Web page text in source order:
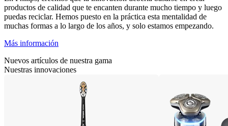
productos de calidad que te encanten durante mucho tiempo y luego
puedas reciclar. Hemos puesto en la práctica esta mentalidad de
muchas formas a lo largo de los años, y solo estamos empezando.
Más información
Nuevos artículos de nuestra gama
Nuestras innovaciones